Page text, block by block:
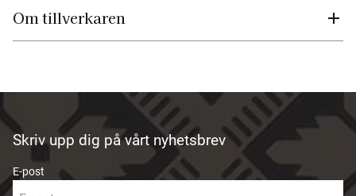
Om tillverkaren
Skriv upp dig på vårt nyhetsbrev
E-post